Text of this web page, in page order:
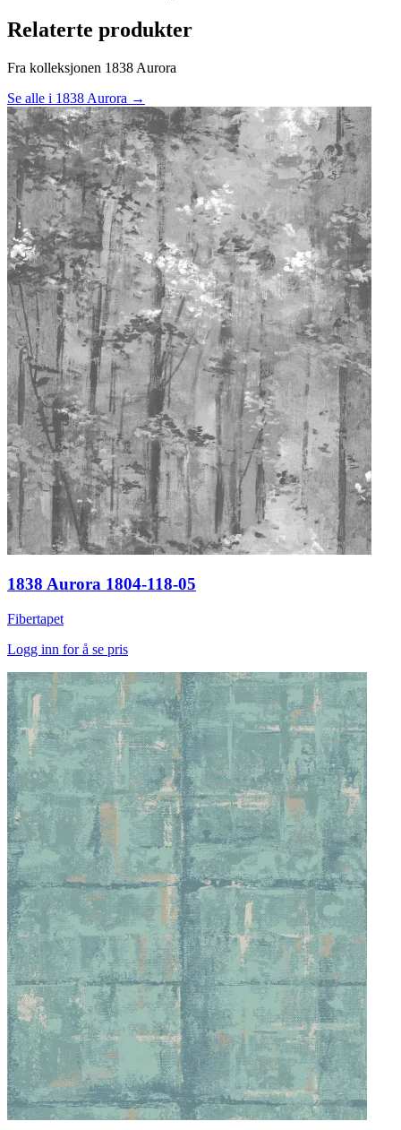
Relaterte produkter
Fra kolleksjonen 1838 Aurora
Se alle i 1838 Aurora →
1838 Aurora 1804-118-05
Fibertapet
Logg inn for å se pris